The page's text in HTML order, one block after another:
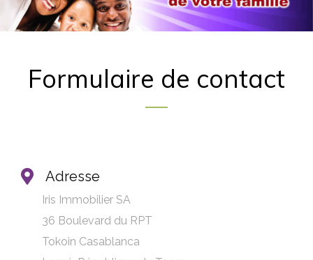
Formulaire de contact
Adresse
Iris Immobilier SA
36 Boulevard du RPT
Tokoin Casablanca